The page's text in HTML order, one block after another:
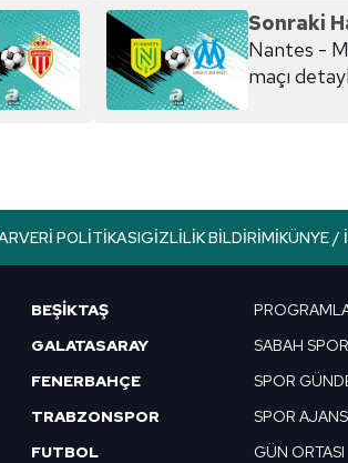
Sonraki
Nantes -
maçı
VERI POLITIKASIGIZLILIK BILDIRIMIKÜNYE /
BEŞİKTAŞ
GALATASARAY
FENERBAHÇE
TRABZONSPOR
FUTBOL
SABAH
SPOR
SPOR
GÜN ORTASI